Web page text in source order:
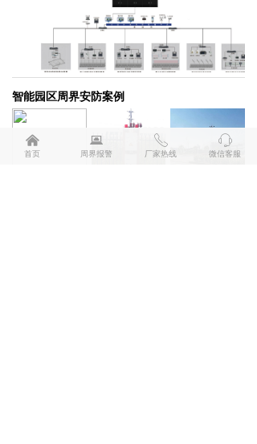
智能园区周界安防案例
낀
首页
뀵
周界报警
ꂅ
厂家热线
ꁱ
微信客服